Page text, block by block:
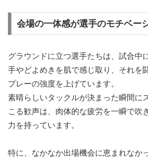
会場の一体感が選手のモチベー
グラウンドに立つ選手たちは、試合中
手やどよめきを肌で感じ取り、それを
プレーの強度を上げています。
素晴らしいタックルが決まった瞬間に
こる歓声は、肉体的な疲労を一瞬で吹
力を持っています。
特に、なかなか出場機会に恵まれなか